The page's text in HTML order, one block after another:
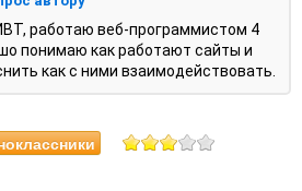
работаю веб-программистом 4
понимаю как работают сайты и
как с ними взаимодействовать.